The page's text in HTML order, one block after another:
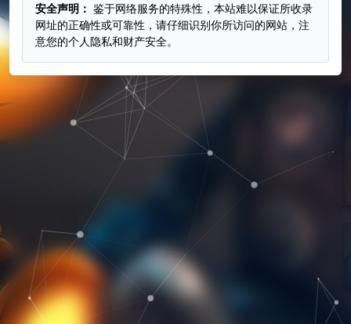
安全声明： 鉴于网络服务的特殊性，本站难以保证所收录
网址的正确性或可靠性，请仔细识别你所访问的网站，注
意您的个人隐私和财产安全。